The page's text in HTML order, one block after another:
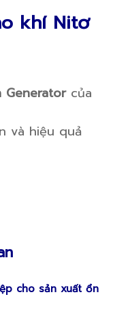
khí Nitơ
Generatorcủa
và hiệu quả
cho sản xuất ổn